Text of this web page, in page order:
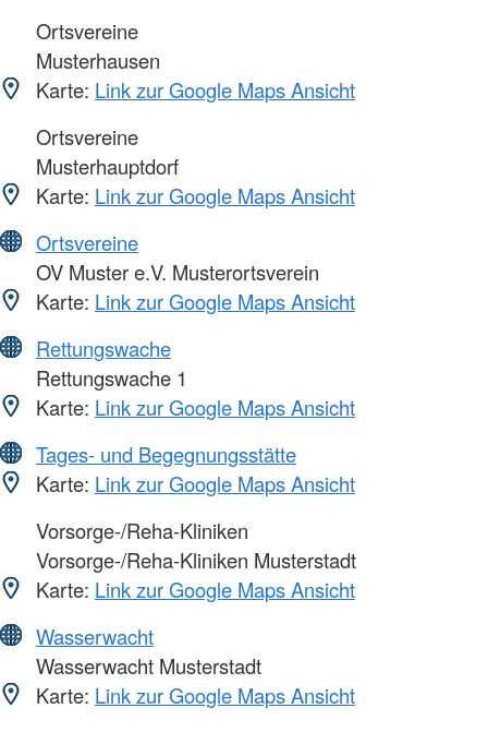
Ortsvereine
Musterhausen
Karte: Link zur Google Maps Ansicht
Ortsvereine
Musterhauptdorf
Karte: Link zur Google Maps Ansicht
Ortsvereine
OV Muster e.V. Musterortsverein
Karte: Link zur Google Maps Ansicht
Rettungswache
Rettungswache 1
Karte: Link zur Google Maps Ansicht
Tages- und Begegnungsstätte
Karte: Link zur Google Maps Ansicht
Vorsorge-/Reha-Kliniken
Vorsorge-/Reha-Kliniken Musterstadt
Karte: Link zur Google Maps Ansicht
Wasserwacht
Wasserwacht Musterstadt
Karte: Link zur Google Maps Ansicht